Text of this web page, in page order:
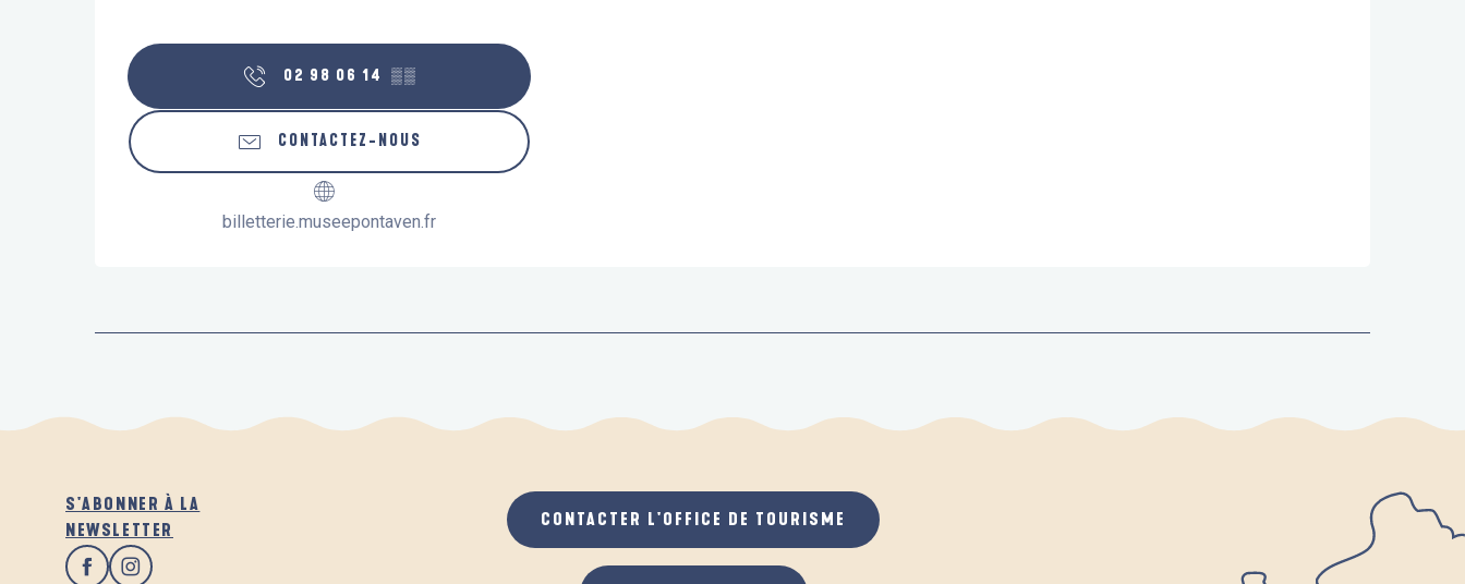
02 98 06 14 ▒▒
CONTACTEZ-NOUS
billetterie.museepontaven.fr
S'ABONNER À LA
NEWSLETTER
CONTACTER L'OFFICE DE TOURISME